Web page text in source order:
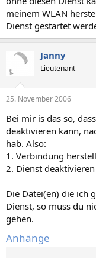
meinem WLAN
Dienst gestartet
Janny
Lieutenant
25. November 2006
Bei mir is das so,
deaktivieren kann,
hab. Also:
1. Verbindung
2. Dienst deaktivieren
Die Datei(en) die ich
Dienst, so muss du
gehen.
Anhänge